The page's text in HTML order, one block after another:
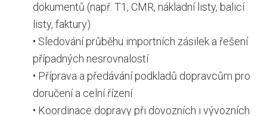
dokumentů (např. T1, CMR, nákladní listy, balicí
listy, faktury)
• Sledování průběhu importních zásilek a řešení
případných nesrovnalostí
• Příprava a předávání podkladů dopravcům pro
doručení a celní řízení
• Koordinace dopravy při dovozních i vývozních